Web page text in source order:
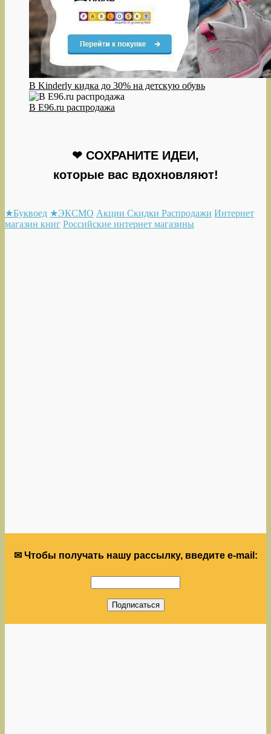
В Kinderly кидка до 30% на детскую обувь
В E96.ru распродажа
❤ СОХРАНИТЕ ИДЕИ,
которые вас вдохновляют!
★Буквоед ★ЭКСМО Акции Скидки Распродажи Интернет
магазин книг Российские интернет магазины
✉ Чтобы получать нашу рассылку, введите e-mail: